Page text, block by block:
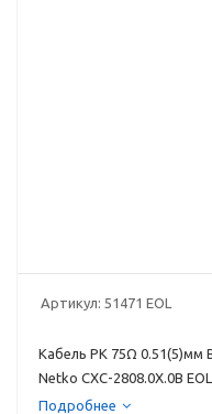
Артикул: 51471 EOL
Кабель РК 75Ω 0.51(5)мм
Netko CXC-2808.0X.0B EOL
Подробнее